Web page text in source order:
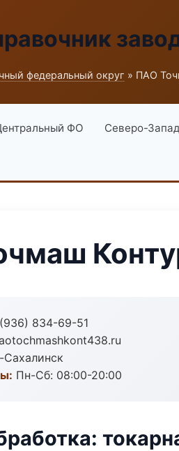
федеральный округ » ПАО
ФО Северо-
834-69-51
Пн-Сб: 08:00-20:00